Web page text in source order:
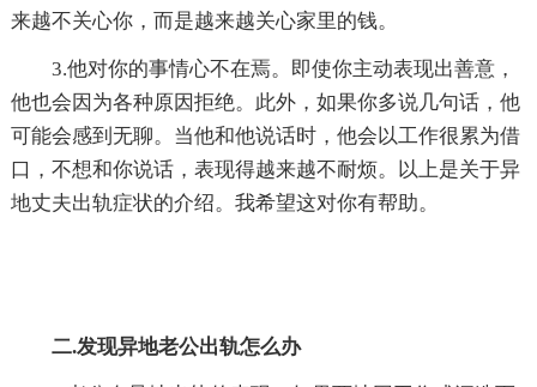
来越不关心你，而是越来越关心家里的钱。
3.他对你的事情心不在焉。即使你主动表现出善意，
他也会因为各种原因拒绝。此外，如果你多说几句话，他
可能会感到无聊。当他和他说话时，他会以工作很累为借
口，不想和你说话，表现得越来越不耐烦。以上是关于异
地丈夫出轨症状的介绍。我希望这对你有帮助。
二.发现异地老公出轨怎么办